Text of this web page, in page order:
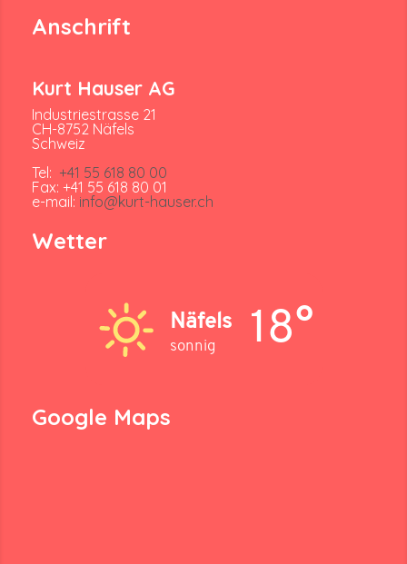
Anschrift
Kurt Hauser AG
Industriestrasse 21
CH-8752 Näfels
Schweiz
Tel: +41 55 618 80 00
Fax: +41 55 618 80 01
e-mail: info@kurt-hauser.ch
Wetter
Näfels
sonnig 18°
Google Maps